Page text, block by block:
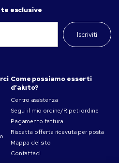
esclusive
Iscriviti
Come possiamo esserti
d’aiuto?
Centro assistenza
Segui il mio ordine/Ripeti ordine
Pagamento fattura
Riscatta offerta ricevuta per posta
Mappa del sito
Contattaci